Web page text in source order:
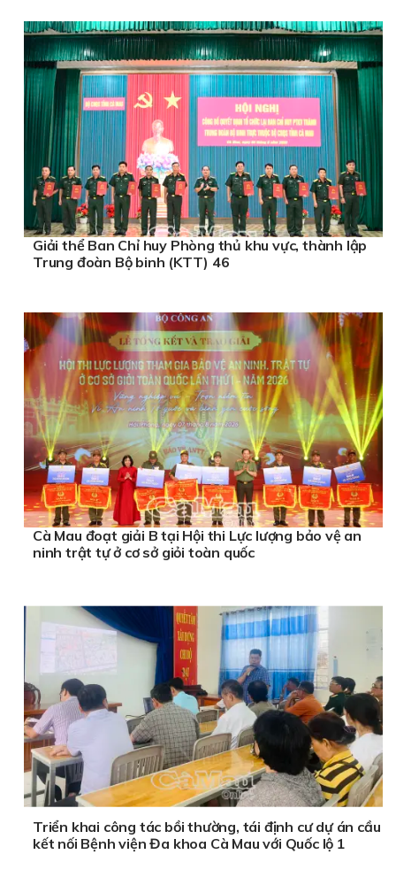
Giải thể Ban Chỉ huy Phòng thủ khu vực, thành lập
Trung đoàn Bộ binh (KTT) 46
Cà Mau đoạt giải B tại Hội thi Lực lượng bảo vệ an
ninh trật tự ở cơ sở giỏi toàn quốc
Triển khai công tác bồi thường, tái định cư dự án cầu
kết nối Bệnh viện Đa khoa Cà Mau với Quốc lộ 1